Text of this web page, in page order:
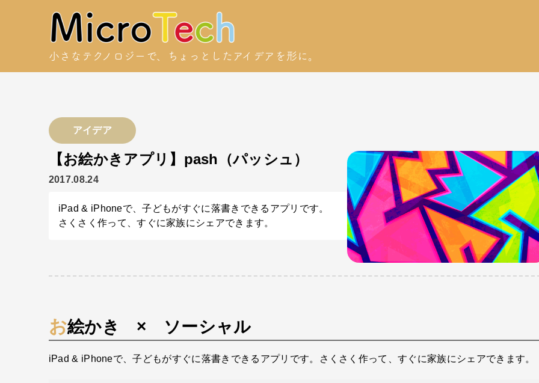
小さなテクノロジーで、 ちょっとしたアイデアを形に。
アイデア
【お絵かきアプリ】pash（パッシュ）
2017.08.24
iPad & iPhoneで、子どもがすぐに落書きできるアプリです。
さくさく作って、すぐに家族にシェアできます。
お絵かき × ソーシャル
iPad & iPhoneで、子どもがすぐに落書きできるアプリです。さくさく作って、すぐに家族にシェアできます。